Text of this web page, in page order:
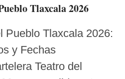
Tlaxcala 2026
Pueblo Tlaxcala 2026:
y Fechas
Teatro del